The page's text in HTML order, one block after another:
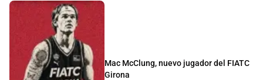
Mac McClung, nuevo jugador del FIATC
Girona